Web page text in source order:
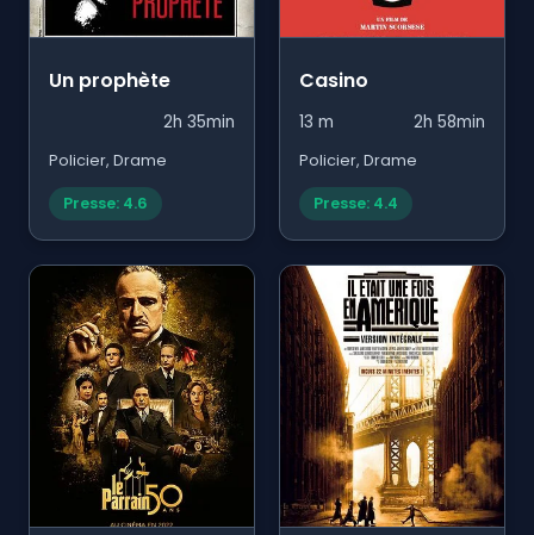
Un prophète
2h 35min
Policier, Drame
Presse: 4.6
Casino
13 m 2h 58min
Policier, Drame
Presse: 4.4